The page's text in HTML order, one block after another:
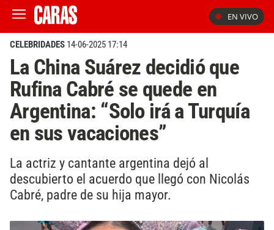
EN VIVO
CELEBRIDADES 14-06-2025 17:14
La China Suárez decidió que
Rufina Cabré se quede en
Argentina: “Solo irá a Turquía
en sus vacaciones”
La actriz y cantante argentina dejó al
descubierto el acuerdo que llegó con Nicolás
Cabré, padre de su hija mayor.